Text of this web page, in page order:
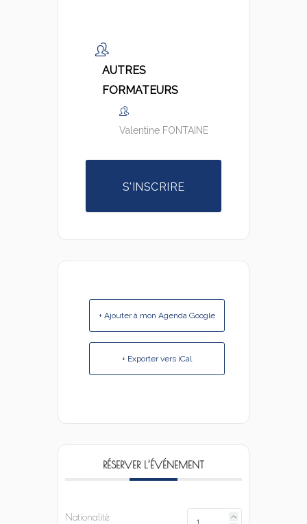
AUTRES
FORMATEURS
Valentine FONTAINE
S'INSCRIRE
+ Ajouter à mon Agenda Google
+ Exporter vers iCal
RÉSERVER L’ÉVÉNEMENT
Nationalité